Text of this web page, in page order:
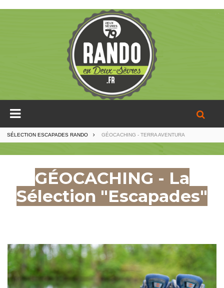
SÉLECTION ESCAPADES RANDO GÉOCACHING - TERRA AVENTURA
GÉOCACHING - La
Sélection "Escapades"